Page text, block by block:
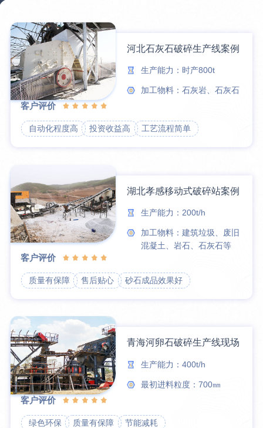
河北石灰石破碎生产线案例
生产能力：时产800t
加工物料：石灰岩、石灰石
客户评价
自动化程度高 投资收益高 工艺流程简单
湖北孝感移动式破碎站案例
生产能力：200t/h
加工物料：建筑垃圾、废旧
混凝土、岩石、石灰石等
客户评价
质量有保障 售后贴心 砂石成品效果好
青海河卵石破碎生产线现场
生产能力：400t/h
最初进料粒度：700㎜
客户评价
绿色环保 质量有保障 节能减耗